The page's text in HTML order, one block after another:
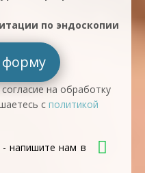
по эндоскопии
на обработку
с политикой
- напишите нам в